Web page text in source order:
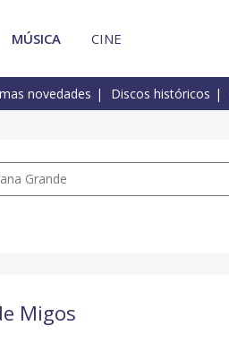
MÚSICA CINE
novedades Discos históricos
Grande
Migos